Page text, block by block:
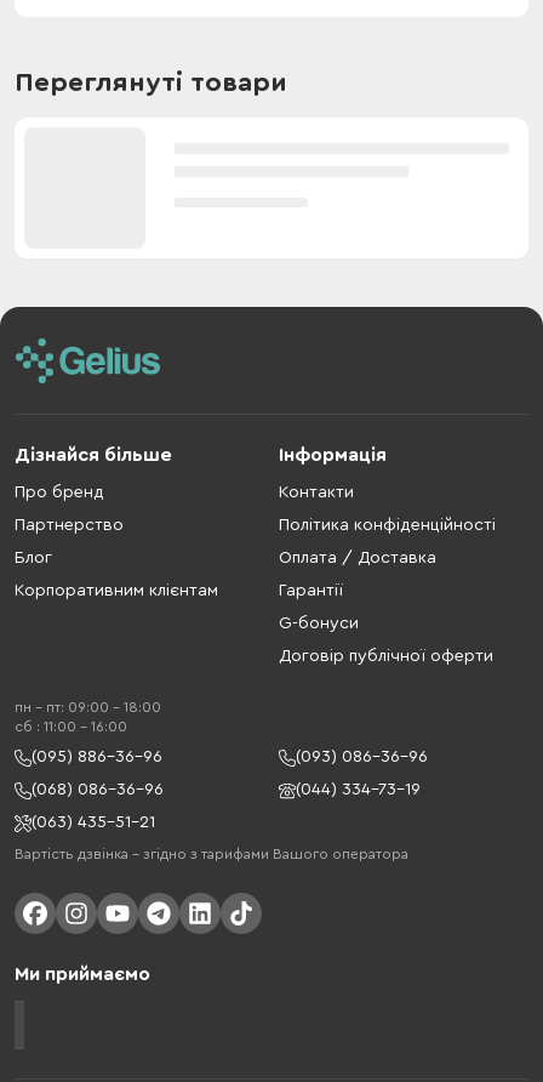
Переглянуті товари
Дізнайся більше
Про бренд
Партнерство
Блог
Корпоративним клієнтам
Інформація
Контакти
Політика конфіденційності
Оплата / Доставка
Гарантії
G-бонуси
Договір публічної оферти
пн - пт: 09:00 - 18:00
cб : 11:00 - 16:00
(095) 886-36-96
(093) 086-36-96
(068) 086-36-96
(044) 334-73-19
(063) 435-51-21
Вартість дзвінка – згідно з тарифами Вашого оператора
Ми приймаємо